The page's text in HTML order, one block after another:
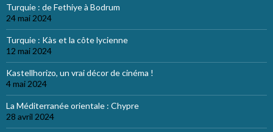
Turquie : de Fethiye à Bodrum
24 mai 2024
Turquie : Kàs et la côte lycienne
12 mai 2024
Kastellhorizo, un vrai décor de cinéma !
4 mai 2024
La Méditerranée orientale : Chypre
28 avril 2024